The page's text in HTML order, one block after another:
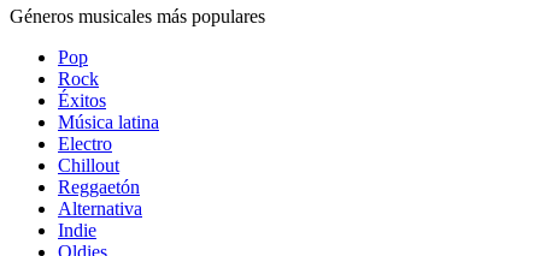
Géneros musicales más populares
Pop
Rock
Éxitos
Música latina
Electro
Chillout
Reggaetón
Alternativa
Indie